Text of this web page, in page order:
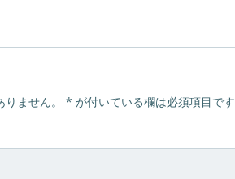
ナ
ゲ
ー
ません。 * が付いている欄は必須項目です